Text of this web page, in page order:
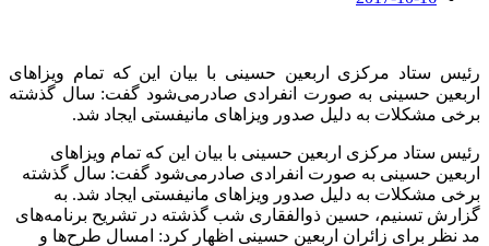
رئیس ستاد مرکزی اربعین حسینی با بیان این که تمام ویزا‌های
اربعین حسینی به صورت انفرادی صادرمی‌شود گفت: سال گذشته
برخی مشکلات به دلیل صدور ویزاهای مانیفستی ایجاد شد.
رئیس ستاد مرکزی اربعین حسینی با بیان این که تمام ویزا‌های
اربعین حسینی به صورت انفرادی صادرمی‌شود گفت: سال گذشته
برخی مشکلات به دلیل صدور ویزاهای مانیفستی ایجاد شد. به
گزارش تسنیم، حسین ذوالفقاری شب گذشته در تشریح برنامه‌های
مد نظر برای زائران اربعین حسینی اظهار کرد: امسال طرح‌ها و